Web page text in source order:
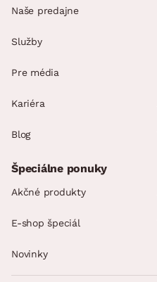
Naše predajne
Služby
Pre média
Kariéra
Blog
Špeciálne ponuky
Akčné produkty
E-shop špeciál
Novinky